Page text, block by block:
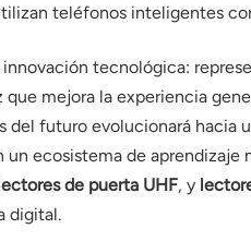
teléfonos inteligentes
tecnológica:
mejora la experiencia
futuro evolucionará
un ecosistema de
de puerta UHF, y
digital.